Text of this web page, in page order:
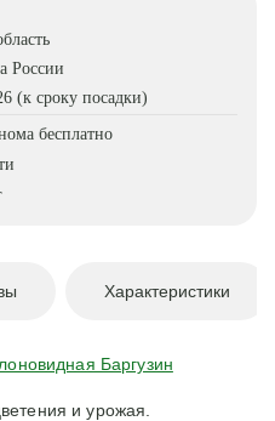
России
(к сроку посадки)
бесплатно
Характеристики
Баргузин
и урожая.